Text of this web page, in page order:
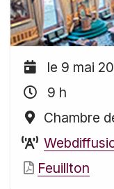
le 9 mai
9 h
Chambre
Feuillton